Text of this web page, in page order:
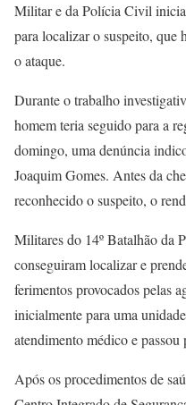
Militar e da Polícia Civil
para localizar o suspeito, que
o ataque.
Durante o trabalho
homem teria seguido para a
domingo, uma denúncia
Joaquim Gomes. Antes da
reconhecido o suspeito, o
Militares do 14º Batalhão da
conseguiram localizar e
ferimentos provocados pelas
inicialmente para uma
atendimento médico e passou
Após os procedimentos de